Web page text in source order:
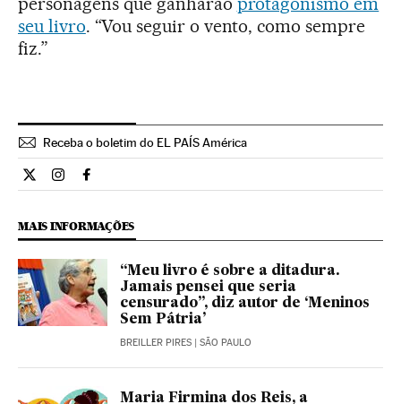
seu livro. “Vou seguir o vento, como sempre
fiz.”
Receba o boletim do EL PAÍS América
Cultura El País Brasil en Twitter
Cultura El País Brasil en Instagram
Cultura El País Brasil en Facebook
MAIS INFORMAÇÕES
“Meu livro é sobre a ditadura.
Jamais pensei que seria
censurado”, diz autor de ‘Meninos
Sem Pátria’
BREILLER PIRES | SÃO PAULO
Maria Firmina dos Reis, a